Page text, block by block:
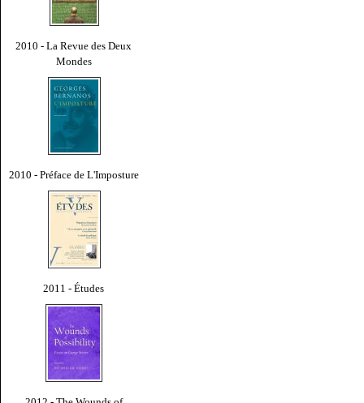
2010 - La Revue des Deux
Mondes
2010 - Préface de L'Imposture
2011 - Études